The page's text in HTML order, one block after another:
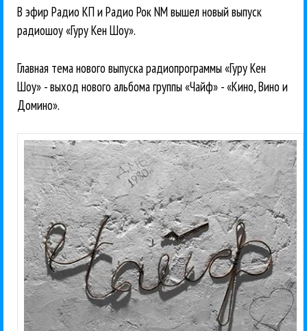
В эфир Радио КП и Радио Рок NM вышел новый выпуск
радиошоу «Гуру Кен Шоу».
Главная тема нового выпуска радиопрограммы «Гуру Кен
Шоу» - выход нового альбома группы «Чайф» - «Кино, Вино и
Домино».